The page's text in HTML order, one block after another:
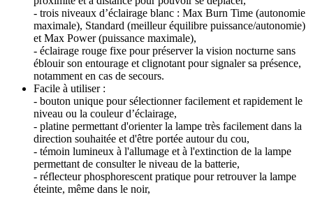
- trois niveaux d’éclairage blanc : Max Burn Time (autonomie
maximale), Standard (meilleur équilibre puissance/autonomie)
et Max Power (puissance maximale),
- éclairage rouge fixe pour préserver la vision nocturne sans
éblouir son entourage et clignotant pour signaler sa présence,
notamment en cas de secours.
Facile à utiliser :
- bouton unique pour sélectionner facilement et rapidement le
niveau ou la couleur d’éclairage,
- platine permettant d'orienter la lampe très facilement dans la
direction souhaitée et d'être portée autour du cou,
- témoin lumineux à l'allumage et à l'extinction de la lampe
permettant de consulter le niveau de la batterie,
- réflecteur phosphorescent pratique pour retrouver la lampe
éteinte, même dans le noir,